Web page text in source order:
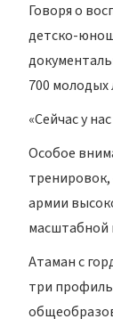
Говоря о
детско-
700 молодых
«Сейчас у
Особое
армии
масштабной
Атаман с
три